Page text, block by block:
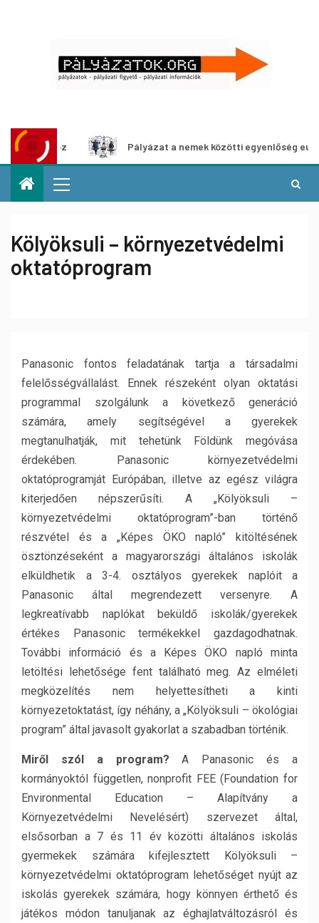
Pályázat a nemek közötti egyenlőség európai
Kölyöksuli – környezetvédelmi
oktatóprogram
Panasonic fontos feladatának tartja a társadalmi
felelősségvállalást. Ennek részeként olyan oktatási
programmal szolgálunk a következő generáció
számára, amely segítségével a gyerekek
megtanulhatják, mit tehetünk Földünk megóvása
érdekében. Panasonic környezetvédelmi
oktatóprogramját Európában, illetve az egész világra
kiterjedően népszerűsíti. A „Kölyöksuli –
környezetvédelmi oktatóprogram”-ban történő
részvétel és a „Képes ÖKO napló” kitöltésének
ösztönzéseként a magyarországi általános iskolák
elküldhetik a 3-4. osztályos gyerekek naplóit a
Panasonic által megrendezett versenyre. A
legkreatívabb naplókat beküldő iskolák/gyerekek
értékes Panasonic termékekkel gazdagodhatnak.
További információ és a Képes ÖKO napló minta
letöltési lehetősége fent található meg. Az elméleti
megközelítés nem helyettesítheti a kinti
környezetoktatást, így néhány, a „Kölyöksuli – ökológiai
program” által javasolt gyakorlat a szabadban történik.
Miről szól a program? A Panasonic és a
kormányoktól független, nonprofit FEE (Foundation for
Environmental Education – Alapítvány a
Környezetvédelmi Nevelésért) szervezet által,
elsősorban a 7 és 11 év közötti általános iskolás
gyermekek számára kifejlesztett Kölyöksuli –
környezetvédelmi oktatóprogram lehetőséget nyújt az
iskolás gyerekek számára, hogy könnyen érthető és
játékos módon tanuljanak az éghajlatváltozásról és